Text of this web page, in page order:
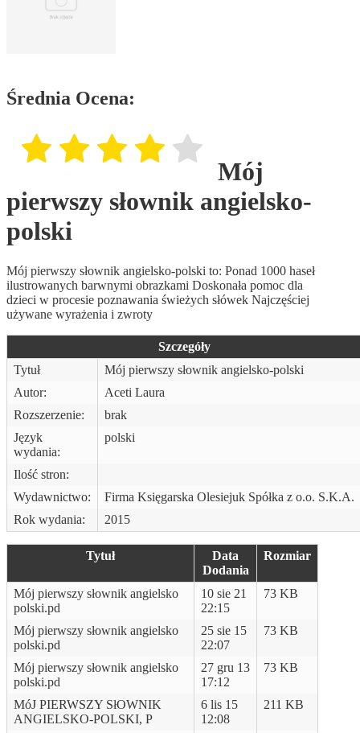
Średnia Ocena:
Mój
pierwszy słownik angielsko-
polski
Mój pierwszy słownik angielsko-polski to: Ponad 1000 haseł
ilustrowanych barwnymi obrazkami Doskonała pomoc dla
dzieci w procesie poznawania świeżych słówek Najczęściej
używane wyrażenia i zwroty
Szczegóły
Tytuł
Mój pierwszy słownik angielsko-polski
Autor:
Aceti Laura
Rozszerzenie:
brak
Język
wydania:
polski
Ilość stron:
Wydawnictwo:
Firma Księgarska Olesiejuk Spółka z o.o. S.K.A.
Rok wydania:
2015
Tytuł
Data
Dodania
Rozmiar
Mój pierwszy słownik angielsko
polski.pd
10 sie 21
22:15
73 KB
Mój pierwszy słownik angielsko
polski.pd
25 sie 15
22:07
73 KB
Mój pierwszy słownik angielsko
polski.pd
27 gru 13
17:12
73 KB
MóJ PIERWSZY SłOWNIK
ANGIELSKO-POLSKI, P
6 lis 15
12:08
211 KB